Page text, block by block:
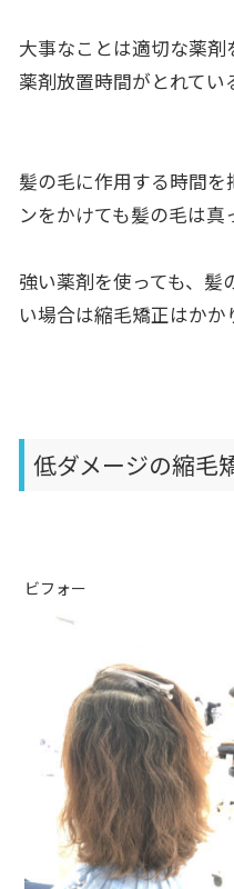
大事なことは適切な薬
薬剤放置時間がとれてい
髪の毛に作用する時間
ンをかけても髪の毛は真
強い薬剤を使っても、髪
い場合は縮毛矯正はかか
低ダメージの縮毛
ビフォー